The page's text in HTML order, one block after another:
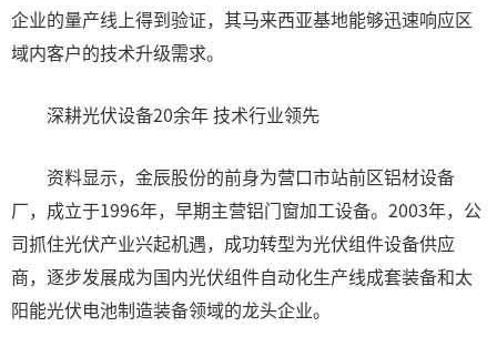
企业的量产线上得到验证，其马来西亚基地能够迅速响应区
域内客户的技术升级需求。
深耕光伏设备20余年 技术行业领先
资料显示，金辰股份的前身为营口市站前区铝材设备
厂，成立于1996年，早期主营铝门窗加工设备。2003年，公
司抓住光伏产业兴起机遇，成功转型为光伏组件设备供应
商，逐步发展成为国内光伏组件自动化生产线成套装备和太
阳能光伏电池制造装备领域的龙头企业。